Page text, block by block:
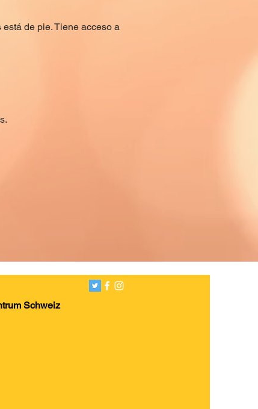
de pie. Tiene acceso a
Schweiz